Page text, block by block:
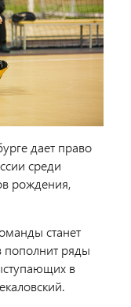
дает право
среди
рождения,
станет
ряды
в